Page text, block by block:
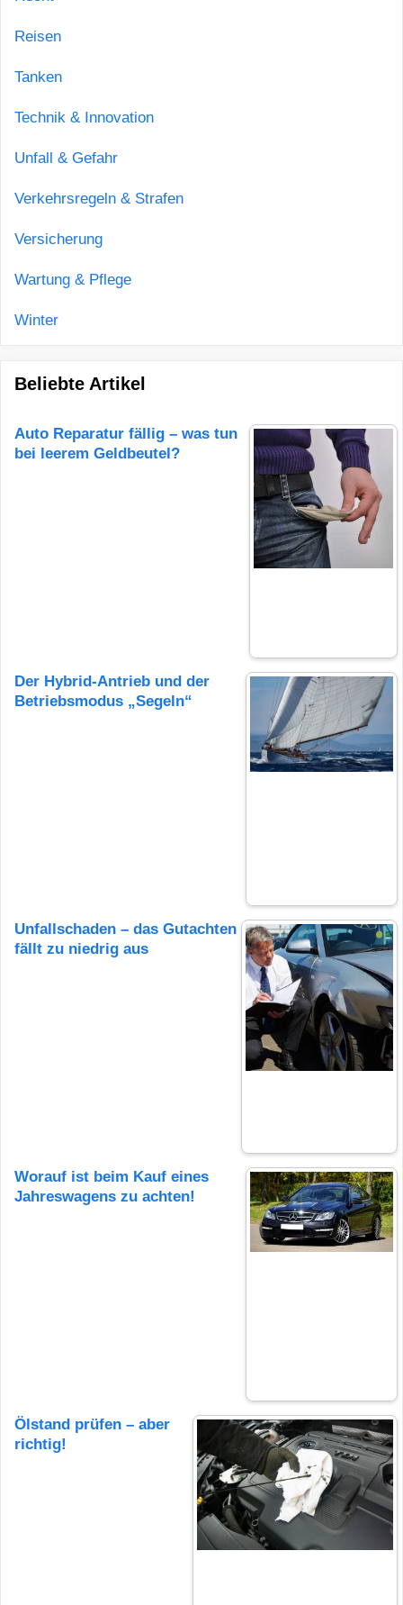
Reisen
Tanken
Technik & Innovation
Unfall & Gefahr
Verkehrsregeln & Strafen
Versicherung
Wartung & Pflege
Winter
Beliebte Artikel
Auto Reparatur fällig – was tun
bei leerem Geldbeutel?
Der Hybrid-Antrieb und der
Betriebsmodus „Segeln“
Unfallschaden – das Gutachten
fällt zu niedrig aus
Worauf ist beim Kauf eines
Jahreswagens zu achten!
Ölstand prüfen – aber
richtig!